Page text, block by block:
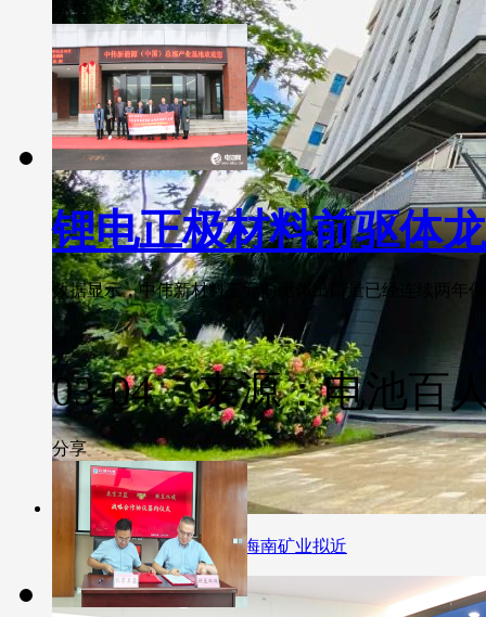
中企海外寻锂再添新企：海南矿业拟近
分享
锂电正极材料前驱体
数据显示，中伟新材料三元前驱体出口量已经连续两年
03-04 来源：电池百
分享